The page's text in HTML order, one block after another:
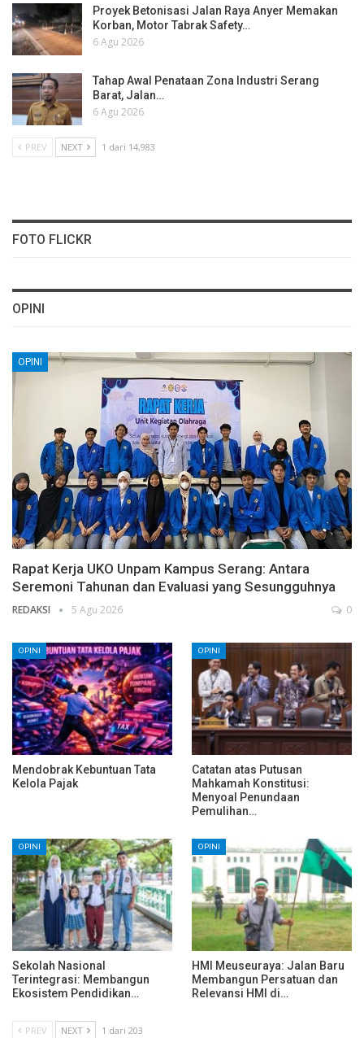
Proyek Betonisasi Jalan Raya Anyer Memakan
Korban, Motor Tabrak Safety…
6 Agu 2026
Tahap Awal Penataan Zona Industri Serang
Barat, Jalan…
6 Agu 2026
PREV NEXT 1 dari 14,983
FOTO FLICKR
OPINI
OPINI
Rapat Kerja UKO Unpam Kampus Serang: Antara
Seremoni Tahunan dan Evaluasi yang Sesungguhnya
REDAKSI 5 Agu 2026 0
OPINI
Mendobrak Kebuntuan Tata
Kelola Pajak
OPINI
Catatan atas Putusan
Mahkamah Konstitusi:
Menyoal Penundaan
Pemulihan…
OPINI
Sekolah Nasional
Terintegrasi: Membangun
Ekosistem Pendidikan…
OPINI
HMI Meuseuraya: Jalan Baru
Membangun Persatuan dan
Relevansi HMI di…
PREV NEXT 1 dari 203